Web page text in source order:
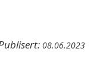
08.06.2023